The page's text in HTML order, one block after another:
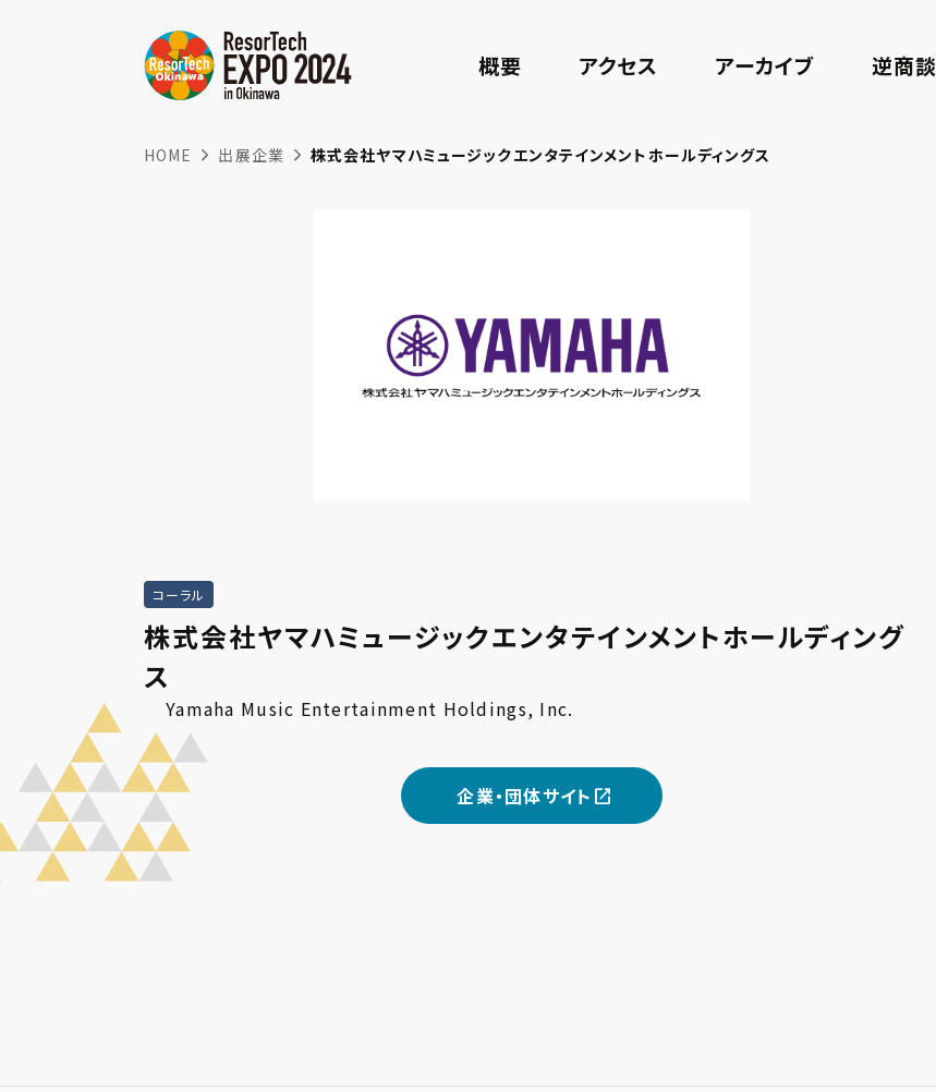
概要 アクセス アーカイブ 逆商談
HOME 出展企業 株式会社ヤマハミュージックエンタテインメントホールディングス
コーラル
株式会社ヤマハミュージックエンタテインメントホールディング
ス
Yamaha Music Entertainment Holdings, Inc.
企業・団体サイト